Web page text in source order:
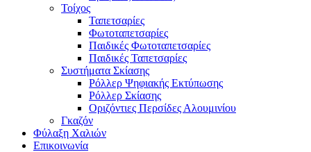
Τοίχος
Ταπετσαρίες
Φωτοταπετσαρίες
Παιδικές Φωτοταπετσαρίες
Παιδικές Ταπετσαρίες
Συστήματα Σκίασης
Ρόλλερ Ψηφιακής Εκτύπωσης
Ρόλλερ Σκίασης
Οριζόντιες Περσίδες Αλουμινίου
Γκαζόν
Φύλαξη Χαλιών
Επικοινωνία